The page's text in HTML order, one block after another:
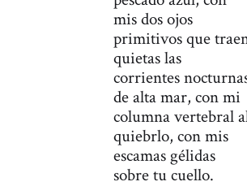
mis dos ojos
primitivos que
quietas las
corrientes
de alta mar, con mi
columna vertebral
quiebrlo, con mis
escamas gélidas
sobre tu cuello.